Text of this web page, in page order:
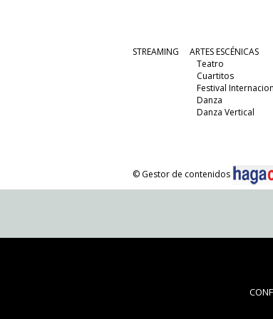
STREAMING
ARTES ESCÉNICAS
Teatro
Cuartitos
Festival
Danza
Danza Vertical
© Gestor de contenidos